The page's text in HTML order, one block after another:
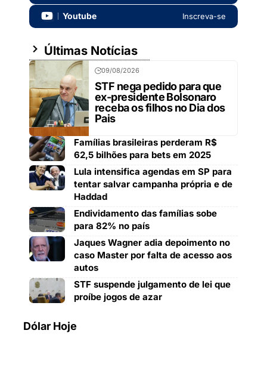
Youtube Inscreva-se
Últimas Notícias
09/08/2026
STF nega pedido para que
ex-presidente Bolsonaro
receba os filhos no Dia dos
Pais
Famílias brasileiras perderam R$
62,5 bilhões para bets em 2025
Lula intensifica agendas em SP para
tentar salvar campanha própria e de
Haddad
Endividamento das famílias sobe
para 82% no país
Jaques Wagner adia depoimento no
caso Master por falta de acesso aos
autos
STF suspende julgamento de lei que
proíbe jogos de azar
Dólar Hoje